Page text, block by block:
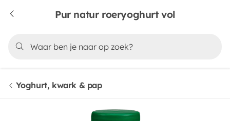
Pur natur roeryoghurt vol
Yoghurt, kwark & pap